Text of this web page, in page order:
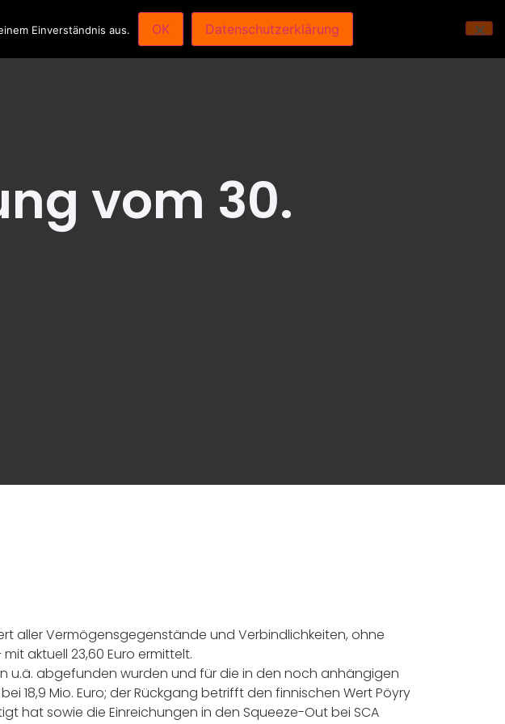
KONTAKT
vom 30.
aller Vermögensgegenstände und Verbindlichkeiten, ohne
aktuell 23,60 Euro ermittelt.
u.ä. abgefunden wurden und für die in den noch anhängigen
18,9 Mio. Euro; der Rückgang betrifft den finnischen Wert Pöyry
hat sowie die Einreichungen in den Squeeze-Out bei SCA
Einverständnis aus. OK Datenschutzerklärung